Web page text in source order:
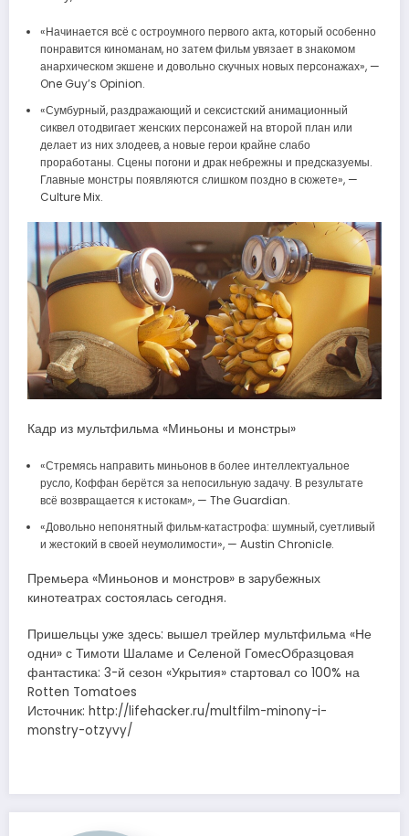
«Начинается всё с остроумного первого акта, который особенно
понравится киноманам, но затем фильм увязает в знакомом
анархическом экшене и довольно скучных новых персонажах», —
One Guy’s Opinion.
«Сумбурный, раздражающий и сексистский анимационный
сиквел отодвигает женских персонажей на второй план или
делает из них злодеев, а новые герои крайне слабо
проработаны. Сцены погони и драк небрежны и предсказуемы.
Главные монстры появляются слишком поздно в сюжете», —
Culture Mix.
Кадр из мультфильма «Миньоны и монстры»
«Стремясь направить миньонов в более интеллектуальное
русло, Коффан берётся за непосильную задачу. В результате
всё возвращается к истокам», — The Guardian.
«Довольно непонятный фильм‑катастрофа: шумный, суетливый
и жестокий в своей неумолимости», — Austin Chronicle.
Премьера «Миньонов и монстров» в зарубежных
кинотеатрах состоялась сегодня.
Пришельцы уже здесь: вышел трейлер мультфильма «Не
одни» с Тимоти Шаламе и Селеной ГомесОбразцовая
фантастика: 3-й сезон «Укрытия» стартовал со 100% на
Rotten Tomatoes
Источник: http://lifehacker.ru/multfilm-minony-i-
monstry-otzyvy/